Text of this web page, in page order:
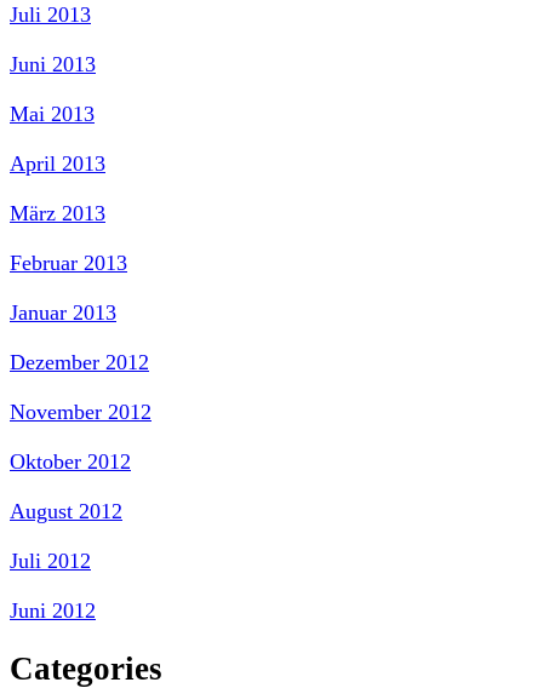
Juli 2013
Juni 2013
Mai 2013
April 2013
März 2013
Februar 2013
Januar 2013
Dezember 2012
November 2012
Oktober 2012
August 2012
Juli 2012
Juni 2012
Categories